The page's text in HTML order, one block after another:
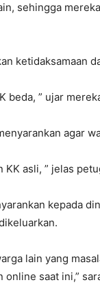
sehingga
ketidaksamaan
beda, ” ujar
agar
asli, ” jelas
kepada
lain yang
saat ini,”